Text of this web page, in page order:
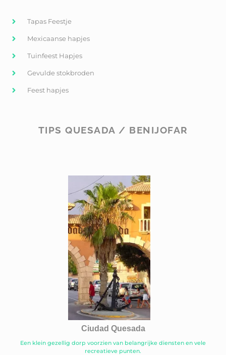
Tapas Feestje
Mexicaanse hapjes
Tuinfeest Hapjes
Gevulde stokbroden
Feest hapjes
TIPS QUESADA / BENIJOFAR
Ciudad Quesada
Een klein gezellig dorp voorzien van belangrijke diensten en vele
recreatieve punten.